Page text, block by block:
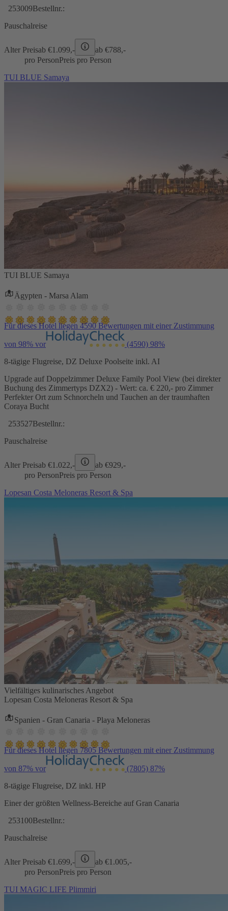
253009Bestellnr.:
Pauschalreise
Alter Preisab €1.099,- ab €788,-
pro PersonPreis pro Person
TUI BLUE Samaya
TUI BLUE Samaya
Ägypten - Marsa Alam
Für dieses Hotel liegen 4590 Bewertungen mit einer Zustimmung
von 98% vor (4590) 98%
8-tägige Flugreise, DZ Deluxe Poolseite inkl. AI
Upgrade auf Doppelzimmer Deluxe Family Pool View (bei direkter
Buchung des Zimmertyps DZX2) - Wert: ca. € 220,- pro Zimmer
Perfekter Ort zum Schnorcheln und Tauchen an der traumhaften
Coraya Bucht
253527Bestellnr.:
Pauschalreise
Alter Preisab €1.022,- ab €929,-
pro PersonPreis pro Person
Lopesan Costa Meloneras Resort & Spa
Vielfältiges kulinarisches Angebot
Lopesan Costa Meloneras Resort & Spa
Spanien - Gran Canaria - Playa Meloneras
Für dieses Hotel liegen 7805 Bewertungen mit einer Zustimmung
von 87% vor (7805) 87%
8-tägige Flugreise, DZ inkl. HP
Einer der größten Wellness-Bereiche auf Gran Canaria
253100Bestellnr.:
Pauschalreise
Alter Preisab €1.699,- ab €1.005,-
pro PersonPreis pro Person
TUI MAGIC LIFE Plimmiri